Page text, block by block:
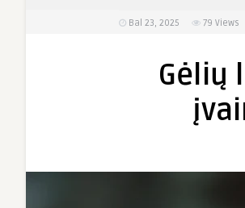
Bal 23, 2025 79 Views
Gėlių